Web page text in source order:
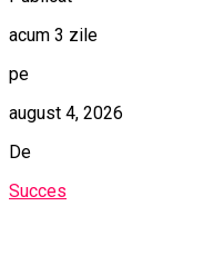
acum 3 zile
pe
august 4, 2026
De
Succes